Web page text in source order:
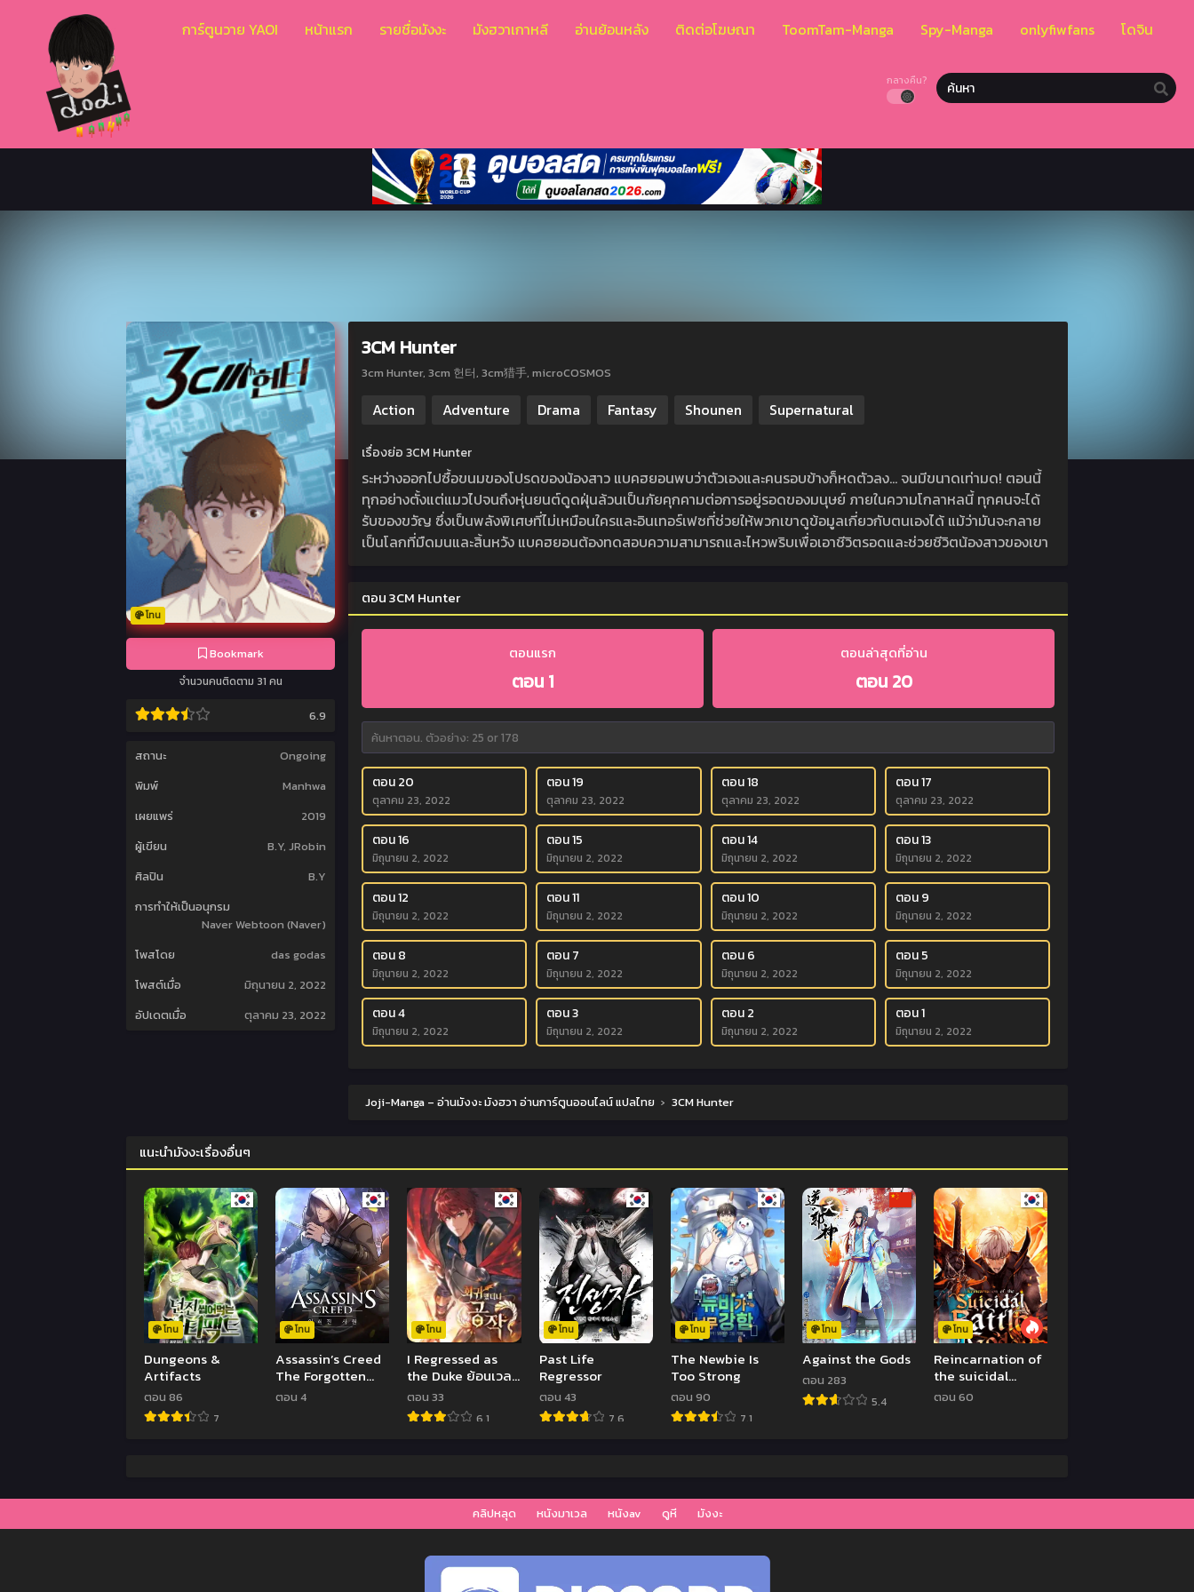
การ์ตูนวาย YAOI หน้าแรก รายชื่อมังงะ มังฮวาเกาหลี อ่านย้อนหลัง ติดต่อโฆษณา ToomTam-Manga Spy-Manga onlyfiwfans โดจิน
กลางคืน?
โทน
Bookmark
จำนวนคนติดตาม 31 คน
6.9
สถานะ
Ongoing
พิมพ์
Manhwa
เผยแพร่
2019
ผู้เขียน
B.Y, JRobin
ศิลปิน
B.Y
การทำให้เป็นอนุกรม
Naver Webtoon (Naver)
โพสโดย
das godas
โพสต์เมื่อ
มิถุนายน 2, 2022
อัปเดตเมื่อ
ตุลาคม 23, 2022
3CM Hunter
3cm Hunter, 3cm 헌터, 3cm猎手, microCOSMOS
Action Adventure Drama Fantasy Shounen Supernatural
เรื่องย่อ 3CM Hunter
ระหว่างออกไปซื้อขนมของโปรดของน้องสาว แบคฮยอนพบว่าตัวเองและคนรอบข้างก็หดตัวลง… จนมีขนาดเท่ามด! ตอนนี้
ทุกอย่างตั้งแต่แมวไปจนถึงหุ่นยนต์ดูดฝุ่นล้วนเป็นภัยคุกคามต่อการอยู่รอดของมนุษย์ ภายในความโกลาหลนี้ ทุกคนจะได้
รับของขวัญ ซึ่งเป็นพลังพิเศษที่ไม่เหมือนใครและอินเทอร์เฟซที่ช่วยให้พวกเขาดูข้อมูลเกี่ยวกับตนเองได้ แม้ว่ามันจะกลาย
เป็นโลกที่มืดมนและสิ้นหวัง แบคฮยอนต้องทดสอบความสามารถและไหวพริบเพื่อเอาชีวิตรอดและช่วยชีวิตน้องสาวของเขา
ตอน 3CM Hunter
ตอนแรก
ตอน 1
ตอนล่าสุดที่อ่าน
ตอน 20
ตอน 20
ตุลาคม 23, 2022
ตอน 19
ตุลาคม 23, 2022
ตอน 18
ตุลาคม 23, 2022
ตอน 17
ตุลาคม 23, 2022
ตอน 16
มิถุนายน 2, 2022
ตอน 15
มิถุนายน 2, 2022
ตอน 14
มิถุนายน 2, 2022
ตอน 13
มิถุนายน 2, 2022
ตอน 12
มิถุนายน 2, 2022
ตอน 11
มิถุนายน 2, 2022
ตอน 10
มิถุนายน 2, 2022
ตอน 9
มิถุนายน 2, 2022
ตอน 8
มิถุนายน 2, 2022
ตอน 7
มิถุนายน 2, 2022
ตอน 6
มิถุนายน 2, 2022
ตอน 5
มิถุนายน 2, 2022
ตอน 4
มิถุนายน 2, 2022
ตอน 3
มิถุนายน 2, 2022
ตอน 2
มิถุนายน 2, 2022
ตอน 1
มิถุนายน 2, 2022
Joji-Manga – อ่านมังงะ มังฮวา อ่านการ์ตูนออนไลน์ แปลไทย › 3CM Hunter
แนะนำมังงะเรื่องอื่นๆ
โทน
Dungeons &
Artifacts
ตอน 86
7
โทน
Assassin’s Creed
The Forgotten
Temple
ตอน 4
โทน
I Regressed as
the Duke ย้อนเวลา
กลับมาเป็นดยุค
ตอน 33
6.1
โทน
Past Life
Regressor
ตอน 43
7.6
โทน
The Newbie Is
Too Strong
ตอน 90
7.1
โทน
Against the Gods
ตอน 283
5.4
โทน
Reincarnation of
the suicidal
battle god
ตอน 60
คลิปหลุด หนังมาเวล หนังav ดูหี มังงะ